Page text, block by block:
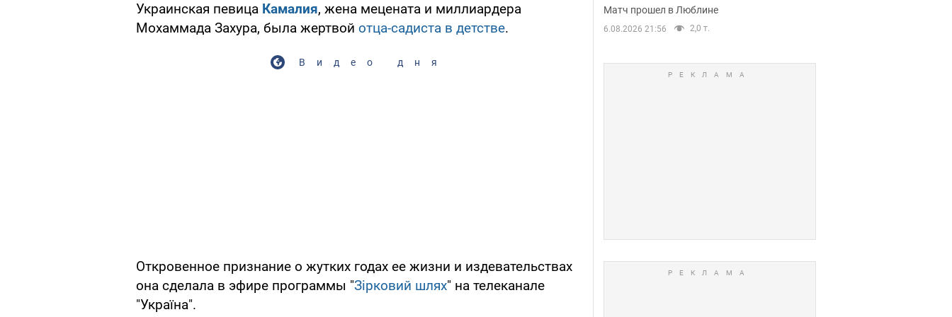
Украинская певица Камалия, жена мецената и миллиардера
Мохаммада Захура, была жертвой отца-садиста в детстве.
Видео дня
Откровенное признание о жутких годах ее жизни и издевательствах
она сделала в эфире программы "Зірковий шлях" на телеканале
"Україна".
Матч прошел в Люблине
6.08.2026 21:56 2,0 т.